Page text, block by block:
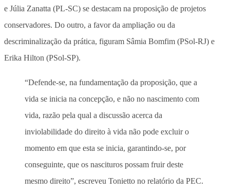
e Júlia Zanatta (PL-SC) se destacam na proposição de projetos
conservadores. Do outro, a favor da ampliação ou da
descriminalização da prática, figuram Sâmia Bomfim (PSol-RJ) e
Erika Hilton (PSol-SP).
“Defende-se, na fundamentação da proposição, que a
vida se inicia na concepção, e não no nascimento com
vida, razão pela qual a discussão acerca da
inviolabilidade do direito à vida não pode excluir o
momento em que esta se inicia, garantindo-se, por
conseguinte, que os nascituros possam fruir deste
mesmo direito”, escreveu Tonietto no relatório da PEC.